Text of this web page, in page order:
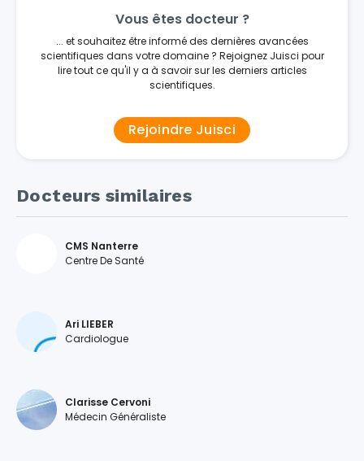
Vous êtes docteur ?
... et souhaitez être informé des dernières avancées
scientifiques dans votre domaine ? Rejoignez Juisci pour
lire tout ce qu'il y a à savoir sur les derniers articles
scientifiques.
Rejoindre Juisci
Docteurs similaires
CMS Nanterre
Centre De Santé
Ari LIEBER
Cardiologue
Clarisse Cervoni
Médecin Généraliste